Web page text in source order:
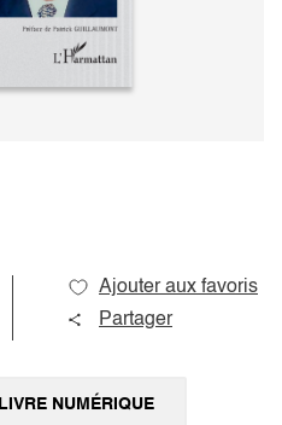
Ajouter aux favoris
Partager
LIVRE NUMÉRIQUE